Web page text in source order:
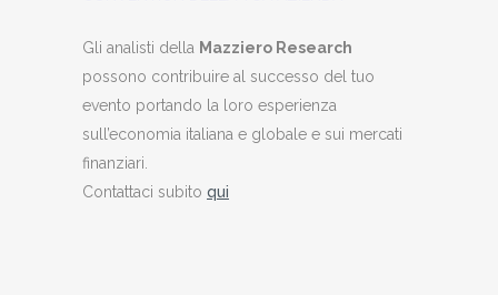
Gli analisti della Mazziero Research
possono contribuire al successo del tuo
evento portando la loro esperienza
sull’economia italiana e globale e sui mercati
finanziari.
Contattaci subito qui